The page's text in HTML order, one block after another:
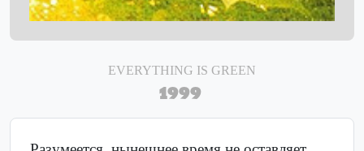
EVERYTHING IS GREEN
1999